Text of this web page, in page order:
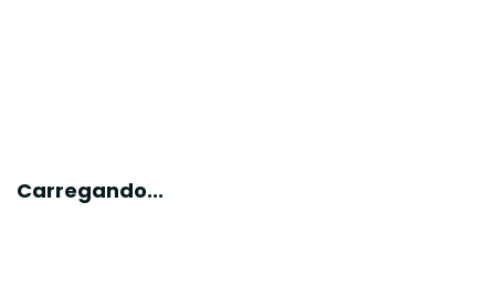
Carregando...